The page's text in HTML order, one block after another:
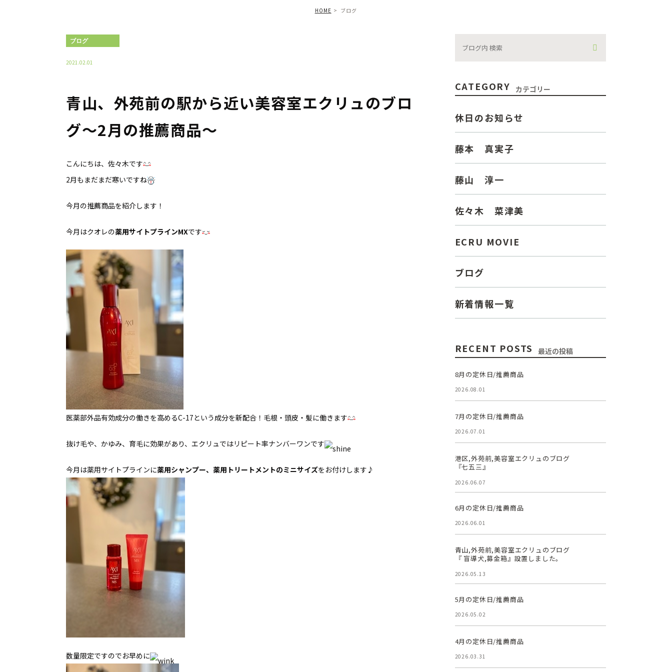
HOME ブログ
ブログ
2021.02.01
青山、外苑前の駅から近い美容室エクリュのブロ
グ〜2月の推薦商品〜
こんにちは、佐々木です
2月もまだまだ寒いですね
今月の推薦商品を紹介します！
今月はクオレの薬用サイトプラインMXです
医薬部外品有効成分の働きを高めるC-17という成分を新配合！毛根・頭皮・髪に働きます
抜け毛や、かゆみ、育毛に効果があり、エクリュではリピート率ナンバーワンです
今月は薬用サイトプラインに薬用シャンプー、薬用トリートメントのミニサイズをお付けします♪
数量限定ですのでお早めに
CATEGORY カテゴリー
休日のお知らせ
藤本 真実子
藤山 淳一
佐々木 菜津美
ECRU MOVIE
ブログ
新着情報一覧
RECENT POSTS 最近の投稿
8月の定休日/推薦商品
2026.08.01
7月の定休日/推薦商品
2026.07.01
港区,外苑前,美容室エクリュのブログ
『七五三』
2026.06.07
6月の定休日/推薦商品
2026.06.01
青山,外苑前,美容室エクリュのブログ
『 盲導犬,募金箱』設置しました。
2026.05.13
5月の定休日/推薦商品
2026.05.02
4月の定休日/推薦商品
2026.03.31